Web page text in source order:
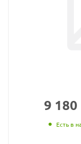
9 180
Есть в